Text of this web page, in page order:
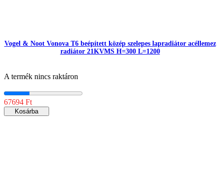
Vogel & Noot Vonova T6 beépített közép szelepes lapradiátor acéllemez
radiátor 21KVMS H=300 L=1200
A termék nincs raktáron
67694 Ft
Kosárba